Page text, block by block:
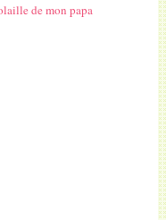
de mon papa